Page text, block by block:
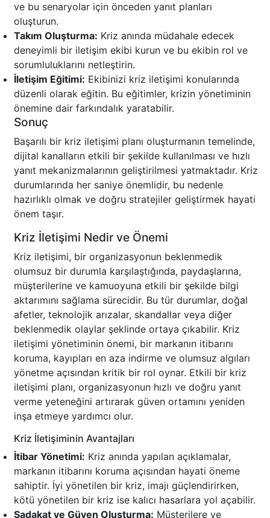
ve bu senaryolar için önceden yanıt planları
oluşturun.
Takım Oluşturma: Kriz anında müdahale edecek
deneyimli bir iletişim ekibi kurun ve bu ekibin rol ve
sorumluluklarını netleştirin.
İletişim Eğitimi: Ekibinizi kriz iletişimi konularında
düzenli olarak eğitin. Bu eğitimler, krizin yönetiminin
önemine dair farkındalık yaratabilir.
Sonuç
Başarılı bir kriz iletişimi planı oluşturmanın temelinde,
dijital kanalların etkili bir şekilde kullanılması ve hızlı
yanıt mekanizmalarının geliştirilmesi yatmaktadır. Kriz
durumlarında her saniye önemlidir, bu nedenle
hazırlıklı olmak ve doğru stratejiler geliştirmek hayati
önem taşır.
Kriz İletişimi Nedir ve Önemi
Kriz iletişimi, bir organizasyonun beklenmedik
olumsuz bir durumla karşılaştığında, paydaşlarına,
müşterilerine ve kamuoyuna etkili bir şekilde bilgi
aktarımını sağlama sürecidir. Bu tür durumlar, doğal
afetler, teknolojik arızalar, skandallar veya diğer
beklenmedik olaylar şeklinde ortaya çıkabilir. Kriz
iletişimi yönetiminin önemi, bir markanın itibarını
koruma, kayıpları en aza indirme ve olumsuz algıları
yönetme açısından kritik bir rol oynar. Etkili bir kriz
iletişimi planı, organizasyonun hızlı ve doğru yanıt
verme yeteneğini artırarak güven ortamını yeniden
inşa etmeye yardımcı olur.
Kriz İletişiminin Avantajları
İtibar Yönetimi: Kriz anında yapılan açıklamalar,
markanın itibarını koruma açısından hayati öneme
sahiptir. İyi yönetilen bir kriz, imajı güçlendirirken,
kötü yönetilen bir kriz ise kalıcı hasarlara yol açabilir.
Sadakat ve Güven Oluşturma: Müşterilere ve